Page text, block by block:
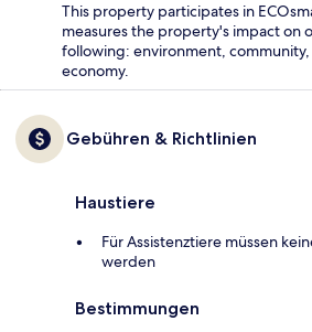
This property participates in
measures the property's impact on
following: environment,
economy.
Gebühren & Richtlinien
Haustiere
Für Assistenztiere müssen
werden
Bestimmungen